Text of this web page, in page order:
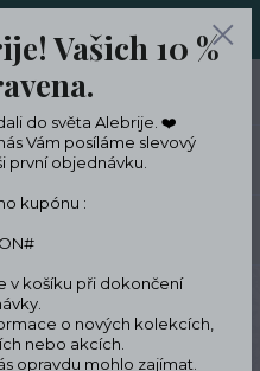
CZK
Zero Waste doplňky
Odličovací
Tampónky Pratelné
Vašich 10 %
do světa Alebrije. ❤️
Vám posíláme slevový
první objednávku.
kupónu :
v košíku při dokončení
o nových kolekcích,
nebo akcích.
opravdu mohlo zajímat.